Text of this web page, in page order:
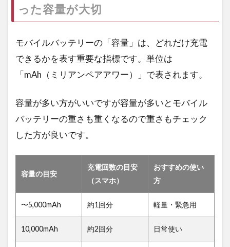
った容量が大切
モバイルバッテリーの「容量」は、どれだけ充電
できるかを表す重要な指標です。単位は
「mAh（ミリアンペアアワー）」で表されます。
容量が多い方がいいですが容量が多いとモバイル
バッテリーの重さも重くなるので重さもチェック
した方が良いです。
容量の目安
充電回数の目安
（スマホ）
おすすめの使い
方
〜5,000mAh 約1回分 軽量・緊急用
10,000mAh 約2回分 日常使い